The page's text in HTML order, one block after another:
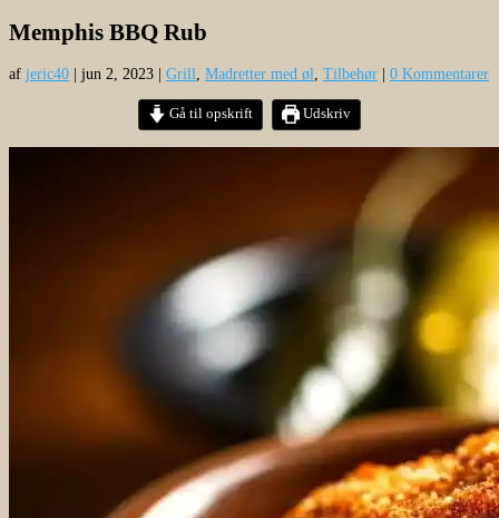
Memphis BBQ Rub
af jeric40 jun 2, 2023 Grill, Madretter med øl, Tilbehør 0 Kommentarer
Gå til opskrift Udskriv